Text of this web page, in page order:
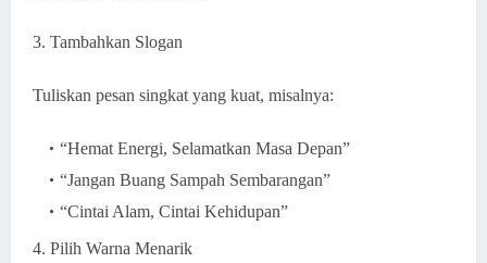
3. Tambahkan Slogan
Tuliskan pesan singkat yang kuat, misalnya:
“Hemat Energi, Selamatkan Masa Depan”
“Jangan Buang Sampah Sembarangan”
“Cintai Alam, Cintai Kehidupan”
4. Pilih Warna Menarik